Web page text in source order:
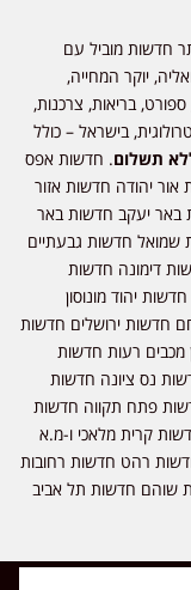
חדשות מוביל עם
יוקר המחייה,
בריאות, צרכנות,
בישראל – כולל
תשלום. חדשות אפס
אור יהודה חדשות אזור
באר יעקב חדשות באר
חדשות גבעתיים
דימונה חדשות
יהוד מונוסון
חדשות ירושלים חדשות
מכבים רעות חדשות
נס ציונה חדשות
פתח תקווה חדשות
קרית מלאכי ו-מ.א
רהט חדשות רחובות
שוהם חדשות תל אביב